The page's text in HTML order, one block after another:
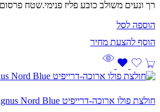
רך ונעים משולב כובע פליז פנימי.שטח
הוספה לסל
חולצת פולו ארוכה-דרייפיט Magnus Nord Blue